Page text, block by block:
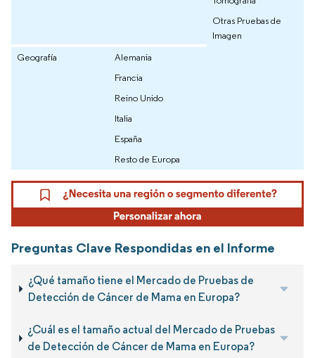
Otras Pruebas de
Imagen
Geografía
Alemania
Francia
Reino Unido
Italia
España
Resto de Europa
Preguntas Clave Respondidas en el Informe
¿Qué tamaño tiene el Mercado de Pruebas de
Detección de Cáncer de Mama en Europa?
¿Cuál es el tamaño actual del Mercado de Pruebas
de Detección de Cáncer de Mama en Europa?